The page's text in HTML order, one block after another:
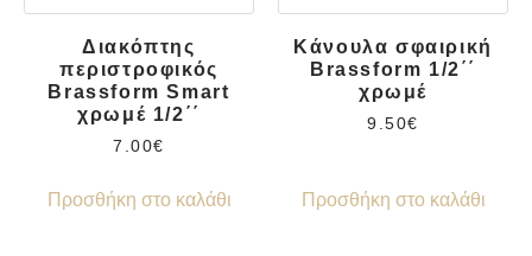
Διακόπτης
περιστροφικός
Brassform Smart
χρωμέ 1/2΄΄
7.00€
Προσθήκη στο καλάθι
Κάνουλα σφαιρική
Brassform 1/2΄΄
χρωμέ
9.50€
Προσθήκη στο καλάθι